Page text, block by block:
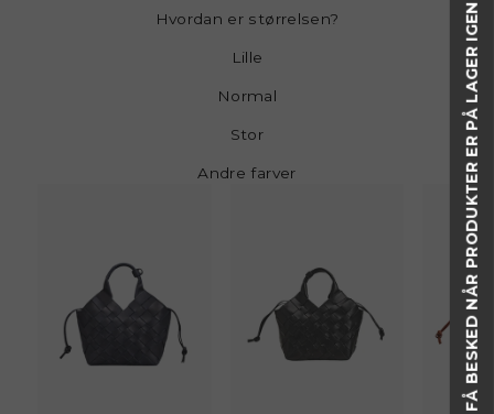
Hvordan er størrelsen?
Lille
Normal
Stor
Andre farver FÅ BESKED NÅR PRODUKTER ER PÅ LAGER IGEN